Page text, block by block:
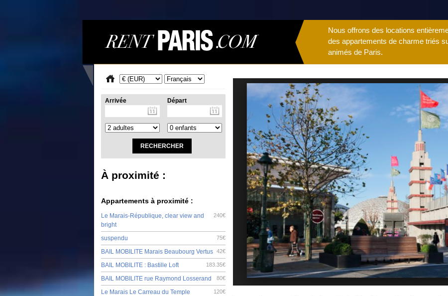
Nous offrons des locations
des appartements de charme triés
animés de Paris.
Arrivée Départ
À proximité :
Appartements à proximité :
240€
Le Marais-République, clear view and
bright
75€
suspendu
42€
BAIL MOBILITE Marais Beaubourg Vertus
183.35€
BAIL MOBILITE : Bastille Loft
80€
BAIL MOBILITE rue Raymond Losserand
120€
Le Marais Le Carreau du Temple